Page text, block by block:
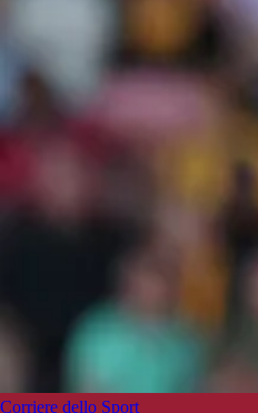
Corriere dello Sport